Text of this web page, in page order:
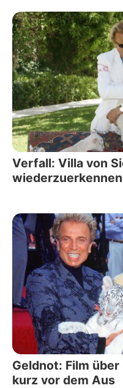
Verfall: Villa von
wiederzuerkennen
Geldnot: Film
kurz vor dem Aus